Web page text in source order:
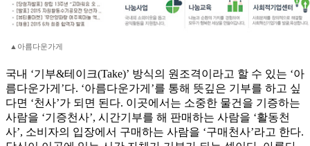
▲아름다운가게
국내 ‘기부&테이크(Take)’ 방식의 원조격이라고 할 수 있는 ‘아
름다운가게’다. ‘아름다운가게’를 통해 뜻깊은 기부를 하고 싶
다면 ‘천사’가 되면 된다. 이곳에서는 소중한 물건을 기증하는
사람을 ‘기증천사’, 시간기부를 해 판매하는 사람을 ‘활동천
사’, 소비자의 입장에서 구매하는 사람을 ‘구매천사’라고 한다.